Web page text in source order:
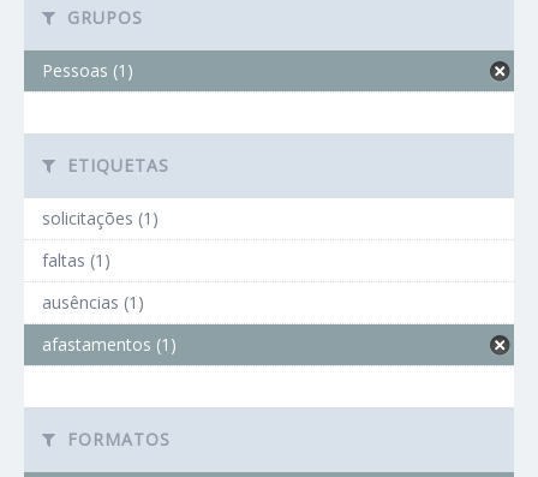
GRUPOS
Pessoas (1)
ETIQUETAS
solicitações (1)
faltas (1)
ausências (1)
afastamentos (1)
FORMATOS